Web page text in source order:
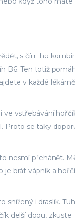
s čím ho
B6. Ten totiž
v každé
ve vstřebávání
Proto se taky
nesmí přehánět.
je brát vápník a
snížený i draslík.
delší dobu, zkuste